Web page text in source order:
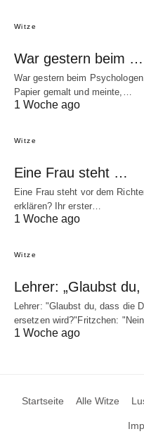
Witze
War gestern beim …
War gestern beim
Papier gemalt und meinte,…
1 Woche ago
Witze
Eine Frau steht …
Eine Frau steht vor dem
erklären? Ihr erster…
1 Woche ago
Witze
Lehrer: „Glaubst
Lehrer: "Glaubst du, dass die
ersetzen wird?"Fritzchen:
1 Woche ago
Startseite Alle Witze